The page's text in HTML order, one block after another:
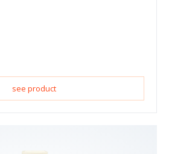
see product